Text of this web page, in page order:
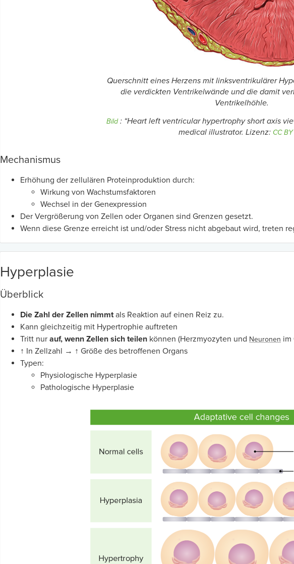
Querschnitt eines Herzens mit linksventrikulärer
die verdickten Ventrikelwände und die damit
Ventrikelhöhle.
Bild: “Heart left ventricular hypertrophyshort axis
medical illustrator. Lizenz: CC
Mechanismus
Erhöhung der zellulären Proteinproduktion durch:
Wirkung von Wachstumsfaktoren
Wechsel in der Genexpression
Der Vergrößerung von Zellen oder Organen sind Grenzen gesetzt.
Wenn diese Grenze erreicht ist und/oder Stress nicht abgebaut wird, treten
Hyperplasie
Überblick
Die Zahl der Zellen nimmtals Reaktion auf einen Reiz zu.
Kann gleichzeitig mit Hypertrophie auftreten
Tritt nur auf, wenn Zellen sich teilen können (Herzmyozyten und Neuronen im
↑ In Zellzahl → ↑ Größe des betroffenen Organs
Typen:
Physiologische Hyperplasie
Pathologische Hyperplasie